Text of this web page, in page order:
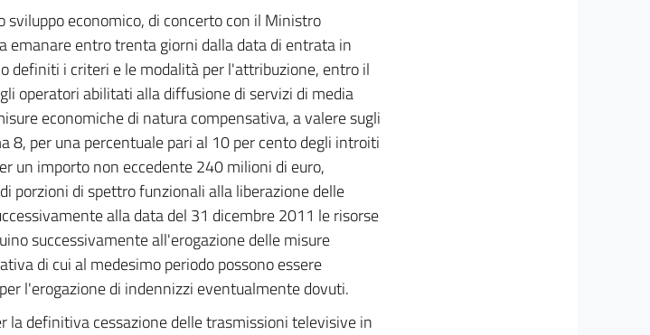
sviluppo economico, di concerto con il Ministro
emanare entro trenta giorni dalla data di entrata in
definiti i criteri e le modalità per l'attribuzione, entro il
operatori abilitati alla diffusione di servizi di media
economiche di natura compensativa, a valere sugli
8, per una percentuale pari al 10 per cento degli introiti
un importo non eccedente 240 milioni di euro,
porzioni di spettro funzionali alla liberazione delle
alla data del 31 dicembre 2011 le risorse
successivamente all'erogazione delle misure
di cui al medesimo periodo possono essere
l'erogazione di indennizzi eventualmente dovuti.
la definitiva cessazione delle trasmissioni televisive in